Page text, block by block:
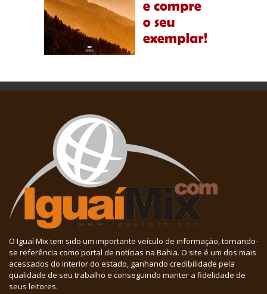
O Iguaí Mix tem sido um importante veículo de informação, tornando-
se referência como portal de notícias na Bahia. O site é um dos mais
acessados do interior do estado, ganhando credibilidade pela
qualidade de seu trabalho e conseguindo manter a fidelidade de
seus leitores.